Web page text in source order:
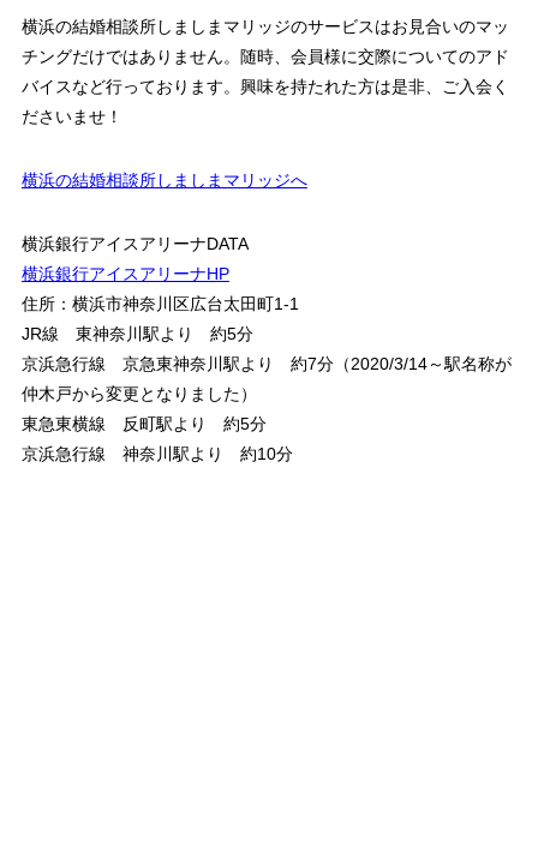
横浜の結婚相談所しましまマリッジのサービスはお見合いのマッ
チングだけではありません。随時、会員様に交際についてのアド
バイスなど行っております。興味を持たれた方は是非、ご入会く
ださいませ！
横浜の結婚相談所しましまマリッジへ
横浜銀行アイスアリーナDATA
横浜銀行アイスアリーナHP
住所：横浜市神奈川区広台太田町1-1
JR線 東神奈川駅より 約5分
京浜急行線 京急東神奈川駅より 約7分（2020/3/14～駅名称が
仲木戸から変更となりました）
東急東横線 反町駅より 約5分
京浜急行線 神奈川駅より 約10分